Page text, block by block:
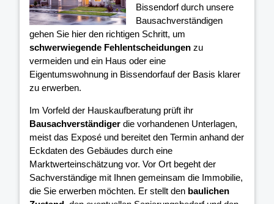
Bissendorf durch unsere
Bausachverständigen
gehen Sie hier den richtigen Schritt, um
schwerwiegende Fehlentscheidungen zu
vermeiden und ein Haus oder eine
Eigentumswohnung in Bissendorfauf der Basis klarer
zu erwerben.
Im Vorfeld der Hauskaufberatung prüft ihr
Bausachverständiger die vorhandenen Unterlagen,
meist das Exposé und bereitet den Termin anhand der
Eckdaten des Gebäudes durch eine
Marktwerteinschätzung vor. Vor Ort begeht der
Sachverständige mit Ihnen gemeinsam die Immobilie,
die Sie erwerben möchten. Er stellt den baulichen